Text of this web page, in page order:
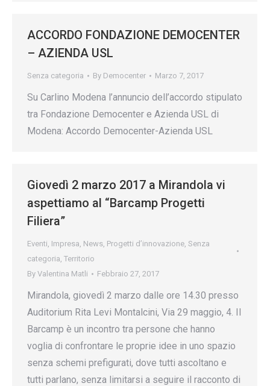
ACCORDO FONDAZIONE DEMOCENTER
– AZIENDA USL
Senza categoria By Democenter Marzo 7, 2017
Su Carlino Modena l’annuncio dell’accordo stipulato
tra Fondazione Democenter e Azienda USL di
Modena: Accordo Democenter-Azienda USL
Giovedì 2 marzo 2017 a Mirandola vi
aspettiamo al “Barcamp Progetti
Filiera”
Eventi, Impresa, News, Progetti d’innovazione, Senza
categoria, Territorio
By Valentina Matli Febbraio 27, 2017
Mirandola, giovedì 2 marzo dalle ore 14.30 presso
Auditorium Rita Levi Montalcini, Via 29 maggio, 4. Il
Barcamp è un incontro tra persone che hanno
voglia di confrontare le proprie idee in uno spazio
senza schemi prefigurati, dove tutti ascoltano e
tutti parlano, senza limitarsi a seguire il racconto di